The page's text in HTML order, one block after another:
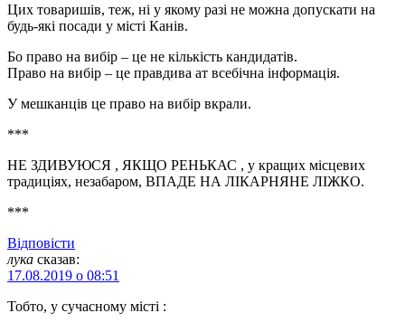
Цих товаришів, теж, ні у якому разі не можна допускати на
будь-які посади у місті Канів.
Бо право на вибір – це не кількість кандидатів.
Право на вибір – це правдива ат всебічна інформація.
У мешканців це право на вибір вкрали.
***
НЕ ЗДИВУЮСЯ , ЯКЩО РЕНЬКАС , у кращих місцевих
традиціях, незабаром, ВПАДЕ НА ЛІКАРНЯНЕ ЛІЖКО.
***
Відповіcти
лука сказав:
17.08.2019 о 08:51
Тобто, у сучасному місті :